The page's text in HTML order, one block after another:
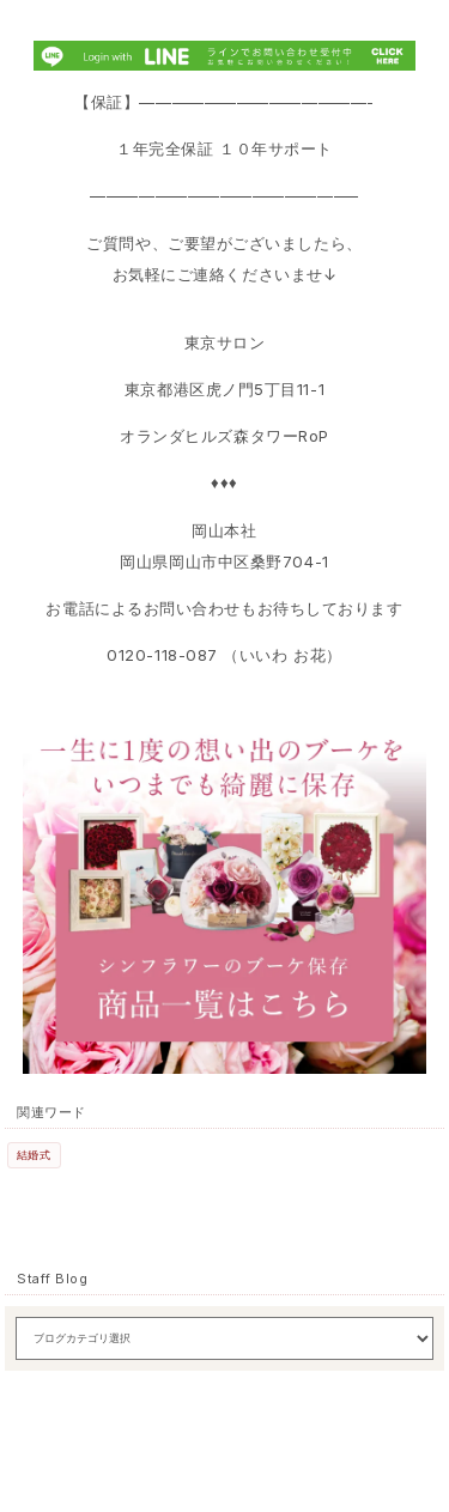
【保証】——————————————-
１年完全保証 １０年サポート
————————————————–
ご質問や、ご要望がございましたら、
お気軽にご連絡くださいませ↓
東京サロン
東京都港区虎ノ門5丁目11-1
オランダヒルズ森タワーRoP
♦♦♦
岡山本社
岡山県岡山市中区桑野704-1
お電話によるお問い合わせもお待ちしております
0120-118-087 （いいわ お花）
関連ワード
結婚式
Staff Blog